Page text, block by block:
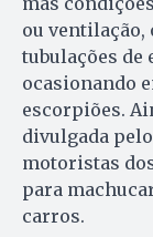
ou ventilação,
tubulações de
ocasionando
escorpiões.
divulgada
motoristas
para
carros.